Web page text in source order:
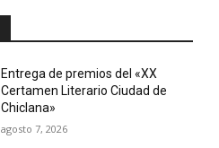
Entrega de premios del «XX
Certamen Literario Ciudad de
Chiclana»
agosto 7, 2026